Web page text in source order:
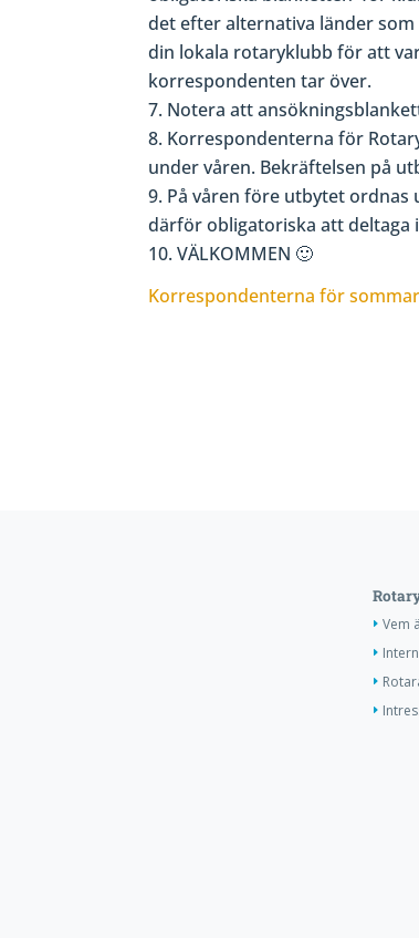
det efter alternativa länder
din lokala rotaryklubb för att
korrespondenten tar över.
Notera att
Korrespondenterna för
under våren. Bekräftelsen på
På våren före utbytet
därför obligatoriska att deltaga
VÄLKOMMEN 🙂
Korrespondenterna för
Vem